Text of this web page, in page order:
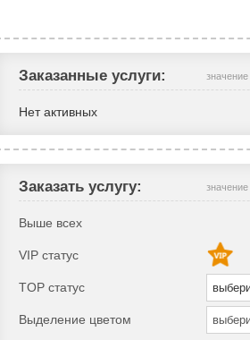
Заказанные услуги: значение
Нет активных
Заказать услугу: значение
Выше всех
VIP статус
TOP статус
Выделение цветом